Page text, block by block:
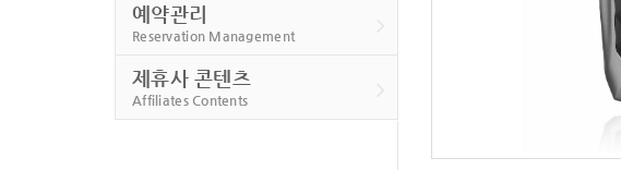
예약관리
Reservation Management
제휴사 콘텐츠
Affiliates Contents